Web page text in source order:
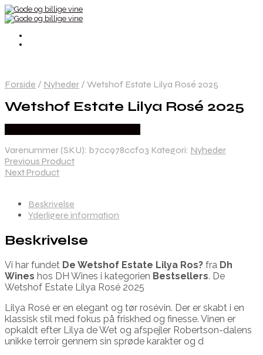
Forside / Nyheder / Wetshof Estate Lilya Rosé 2025
Wetshof Estate Lilya Rosé 2025
Varenummer (SKU): b7cc978ccf03 Kategori: Nyheder
Previous Product
Next Product
Beskrivelse
Yderligere information
Beskrivelse
Vi har fundet De Wetshof Estate Lilya Ros? fra Dh
Wines hos DH Wines i kategorien Bestsellers. De
Wetshof Estate Lilya Rosé 2025
Lilya Rosé er en elegant og tør rosévin. Der er skabt i en
klassisk stil med fokus på friskhed og finesse. Vinen er
opkaldt efter Lilya de Wet og afspejler Robertson-dalens
unikke terroir gennem sin sprøde karakter og d